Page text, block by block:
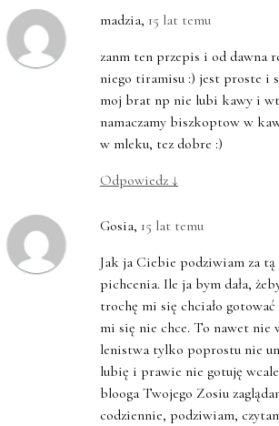
madzia, 15 lat temu
zanm ten przepis i od dawna
niego tiramisu :) jest proste i
moj brat np nie lubi kawy i
namaczamy biszkoptow w
w mleku, tez dobre :)
Odpowiedz ↓
Gosia, 15 lat temu
Jak ja Ciebie podziwiam za tą
pichcenia. Ile ja bym dała,
trochę mi się chciało
mi się nie chce. To nawet nie
lenistwa tylko poprostu nie
lubię i prawie nie gotuję
blooga Twojego Zosiu
codziennie, podziwiam,